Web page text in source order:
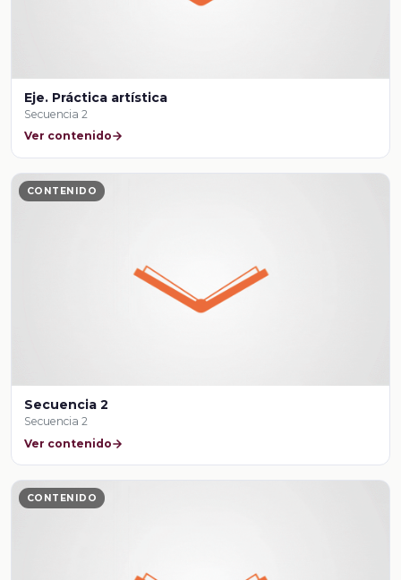
Eje. Práctica artística
Secuencia 2
Ver contenido
CONTENIDO
Secuencia 2
Secuencia 2
Ver contenido
CONTENIDO